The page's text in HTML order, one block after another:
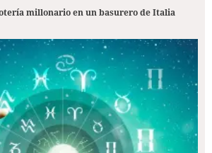
millonario en un basurero de Italia